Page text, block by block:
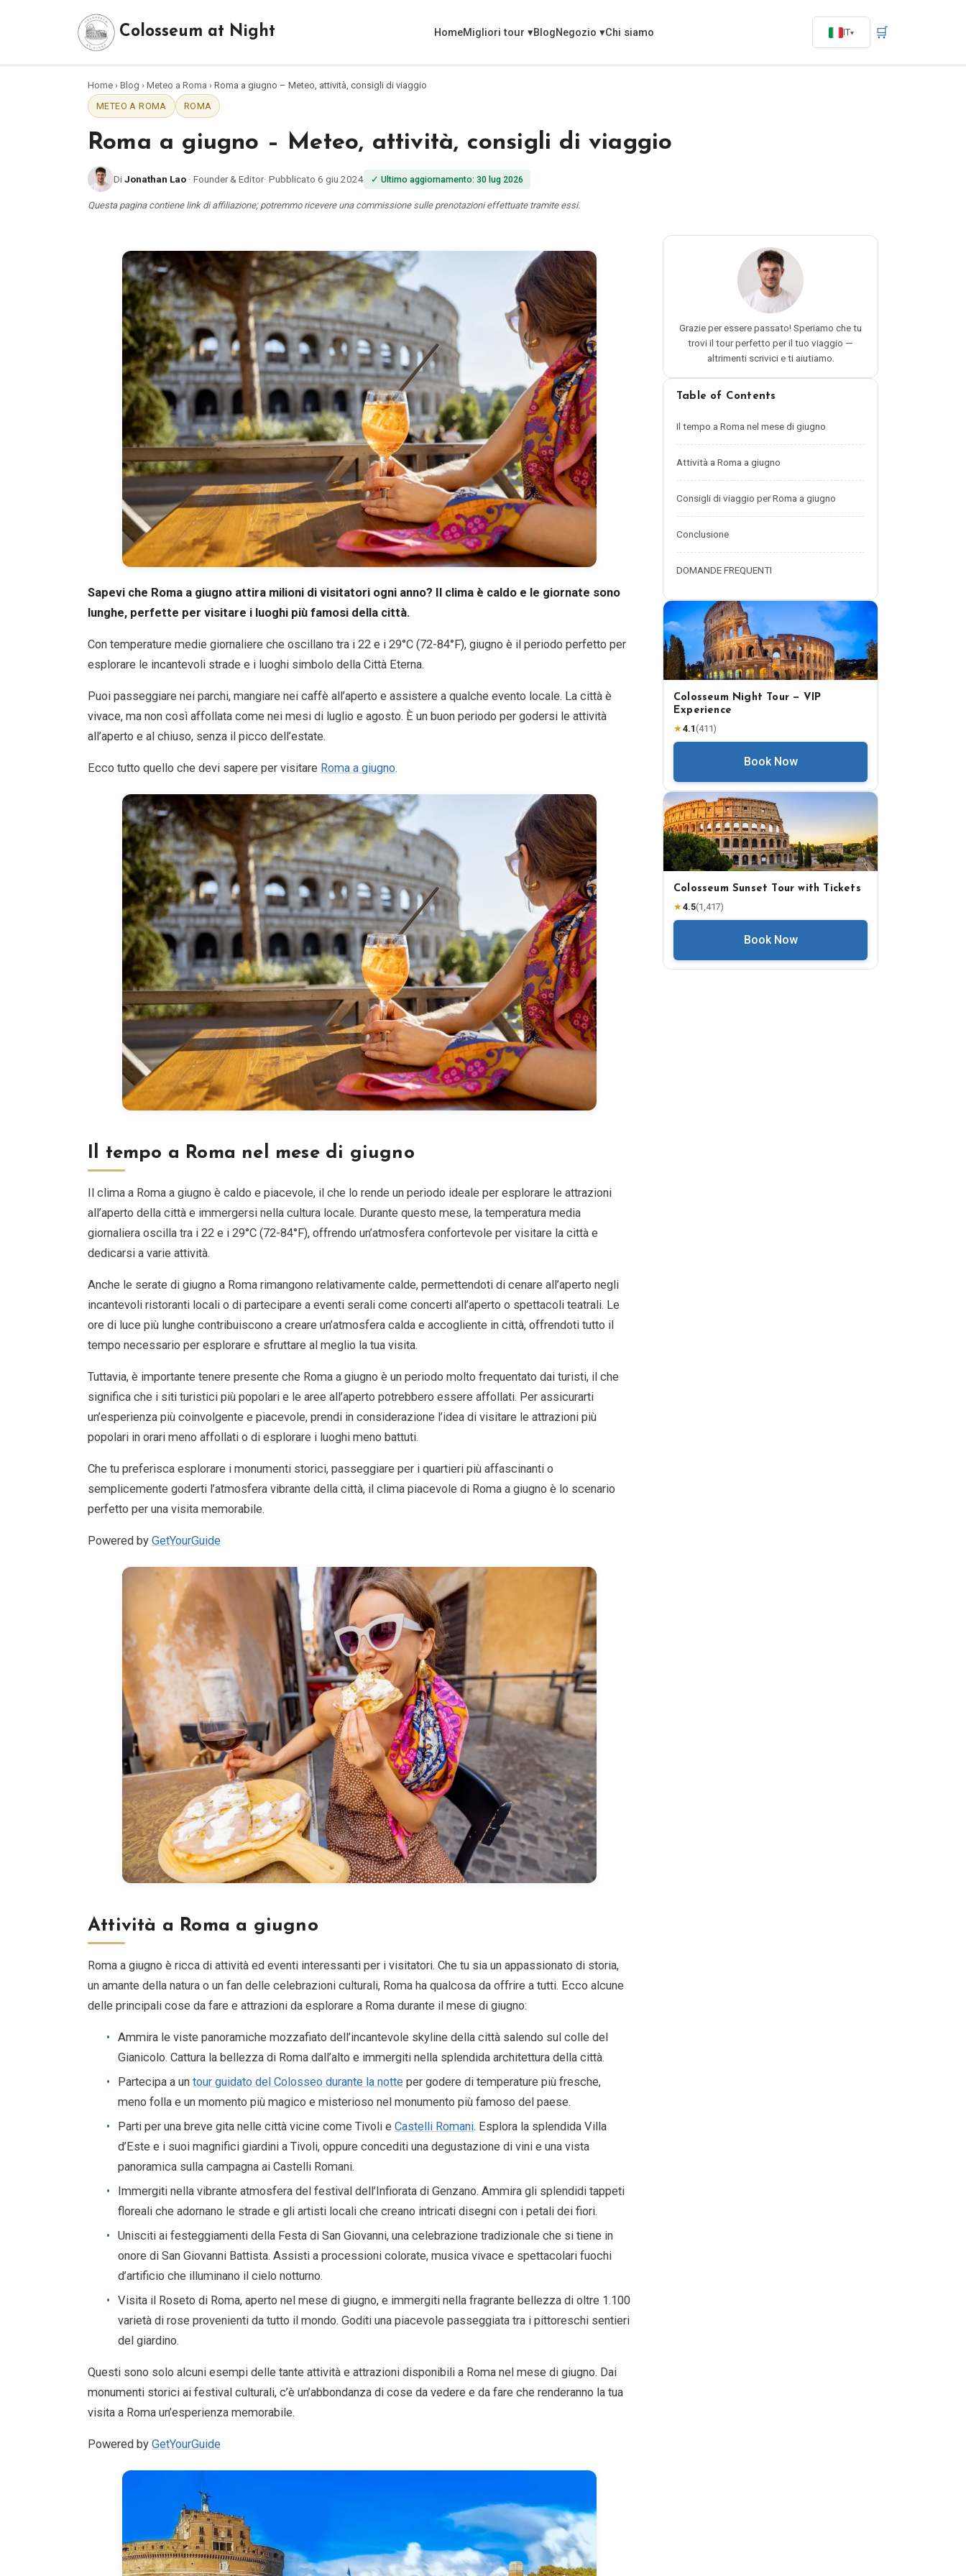
Colosseum at Night HomeMigliori tour ▾BlogNegozio ▾Chi siamo IT 🛒
Home › Blog › Meteo a Roma › Roma a giugno – Meteo, attività, consigli di viaggio
METEO A ROMA
ROMA
Roma a giugno – Meteo, attività, consigli di viaggio
DiJonathan Lao · Founder & Editor· Pubblicato 6 giu 2024 ✓ Ultimo aggiornamento: 30 lug 2026
Questa pagina contiene link di affiliazione; potremmo ricevere una commissione sulle prenotazioni effettuate tramite essi.
Sapevi che Roma a giugno attira milioni di visitatori ogni anno? Il clima è caldo e le giornate sono
lunghe, perfette per visitare i luoghi più famosi della città.
Con temperature medie giornaliere che oscillano tra i 22 e i 29°C (72-84°F), giugno è il periodo perfetto per
esplorare le incantevoli strade e i luoghi simbolo della Città Eterna.
Puoi passeggiare nei parchi, mangiare nei caffè all’aperto e assistere a qualche evento locale. La città è
vivace, ma non così affollata come nei mesi di luglio e agosto. È un buon periodo per godersi le attività
all’aperto e al chiuso, senza il picco dell’estate.
Ecco tutto quello che devi sapere per visitare Roma a giugno.
Il tempo a Roma nel mese di giugno
Il clima a Roma a giugno è caldo e piacevole, il che lo rende un periodo ideale per esplorare le attrazioni
all’aperto della città e immergersi nella cultura locale. Durante questo mese, la temperatura media
giornaliera oscilla tra i 22 e i 29°C (72-84°F), offrendo un’atmosfera confortevole per visitare la città e
dedicarsi a varie attività.
Anche le serate di giugno a Roma rimangono relativamente calde, permettendoti di cenare all’aperto negli
incantevoli ristoranti locali o di partecipare a eventi serali come concerti all’aperto o spettacoli teatrali. Le
ore di luce più lunghe contribuiscono a creare un’atmosfera calda e accogliente in città, offrendoti tutto il
tempo necessario per esplorare e sfruttare al meglio la tua visita.
Tuttavia, è importante tenere presente che Roma a giugno è un periodo molto frequentato dai turisti, il che
significa che i siti turistici più popolari e le aree all’aperto potrebbero essere affollati. Per assicurarti
un’esperienza più coinvolgente e piacevole, prendi in considerazione l’idea di visitare le attrazioni più
popolari in orari meno affollati o di esplorare i luoghi meno battuti.
Che tu preferisca esplorare i monumenti storici, passeggiare per i quartieri più affascinanti o
semplicemente goderti l’atmosfera vibrante della città, il clima piacevole di Roma a giugno è lo scenario
perfetto per una visita memorabile.
Powered by GetYourGuide
Attività a Roma a giugno
Roma a giugno è ricca di attività ed eventi interessanti per i visitatori. Che tu sia un appassionato di storia,
un amante della natura o un fan delle celebrazioni culturali, Roma ha qualcosa da offrire a tutti. Ecco alcune
delle principali cose da fare e attrazioni da esplorare a Roma durante il mese di giugno:
Ammira le viste panoramiche mozzafiato dell’incantevole skyline della città salendo sul colle del
Gianicolo. Cattura la bellezza di Roma dall’alto e immergiti nella splendida architettura della città.
Partecipa a un tour guidato del Colosseo durante la notte per godere di temperature più fresche,
meno folla e un momento più magico e misterioso nel monumento più famoso del paese.
Parti per una breve gita nelle città vicine come Tivoli e Castelli Romani. Esplora la splendida Villa
d’Este e i suoi magnifici giardini a Tivoli, oppure concediti una degustazione di vini e una vista
panoramica sulla campagna ai Castelli Romani.
Immergiti nella vibrante atmosfera del festival dell’Infiorata di Genzano. Ammira gli splendidi tappeti
floreali che adornano le strade e gli artisti locali che creano intricati disegni con i petali dei fiori.
Unisciti ai festeggiamenti della Festa di San Giovanni, una celebrazione tradizionale che si tiene in
onore di San Giovanni Battista. Assisti a processioni colorate, musica vivace e spettacolari fuochi
d’artificio che illuminano il cielo notturno.
Visita il Roseto di Roma, aperto nel mese di giugno, e immergiti nella fragrante bellezza di oltre 1.100
varietà di rose provenienti da tutto il mondo. Goditi una piacevole passeggiata tra i pittoreschi sentieri
del giardino.
Questi sono solo alcuni esempi delle tante attività e attrazioni disponibili a Roma nel mese di giugno. Dai
monumenti storici ai festival culturali, c’è un’abbondanza di cose da vedere e da fare che renderanno la tua
visita a Roma un’esperienza memorabile.
Powered by GetYourGuide
Grazie per essere passato! Speriamo che tu
trovi il tour perfetto per il tuo viaggio —
altrimenti scrivici e ti aiutiamo.
Table of Contents
Il tempo a Roma nel mese di giugno
Attività a Roma a giugno
Consigli di viaggio per Roma a giugno
Conclusione
DOMANDE FREQUENTI
Colosseum Night Tour — VIP
Experience
★4.1 (411)
Book Now
Colosseum Sunset Tour with Tickets
★4.5(1,417)
Book Now